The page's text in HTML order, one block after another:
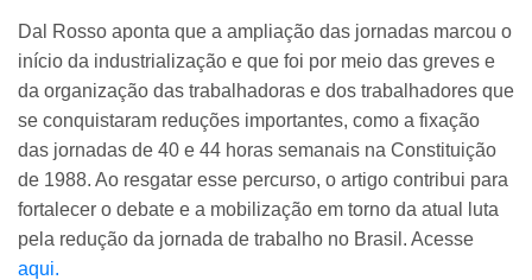
Dal Rosso aponta que a ampliação das jornadas marcou o
início da industrialização e que foi por meio das greves e
da organização das trabalhadoras e dos trabalhadores que
se conquistaram reduções importantes, como a fixação
das jornadas de 40 e 44 horas semanais na Constituição
de 1988. Ao resgatar esse percurso, o artigo contribui para
fortalecer o debate e a mobilização em torno da atual luta
pela redução da jornada de trabalho no Brasil. Acesse
aqui.